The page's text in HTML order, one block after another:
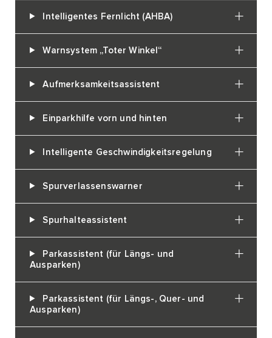
Intelligentes Fernlicht (AHBA)
Warnsystem „Toter Winkel“
Aufmerksamkeitsassistent
Einparkhilfe vorn und hinten
Intelligente Geschwindigkeitsregelung
Spurverlassenswarner
Spurhalteassistent
Parkassistent (für Längs- und
Ausparken)
Parkassistent (für Längs-, Quer- und
Ausparken)